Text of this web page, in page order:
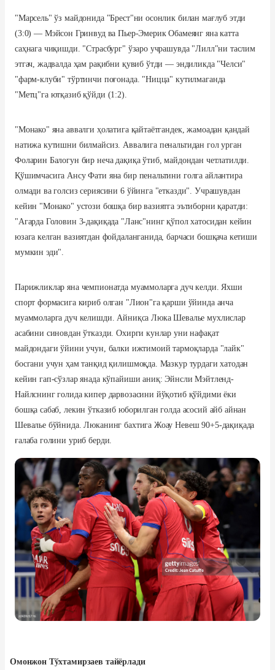
"Марсель" ўз майдонида "Брест"ни осонлик билан мағлуб этди
(3:0) — Мэйсон Гринвуд ва Пьер-Эмерик Обамеянг яна катта
саҳнага чиқишди. "Страсбург" ўзаро учрашувда "Лилл"ни таслим
этгач, жадвалда ҳам рақибни қувиб ўтди — эндиликда "Челси"
"фарм-клуби" тўртинчи поғонада. "Ницца" кутилмаганда
"Метц"га ютқазиб қўйди (1:2).
"Монако" яна аввалги ҳолатига қайтаётгандек, жамоадан қандай
натижа кутишни билмайсиз. Аввалига пенальтидан гол урган
Фоларин Балогун бир неча дақиқа ўтиб, майдондан четлатилди.
Қўшимчасига Ансу Фати яна бир пенальтини голга айлантира
олмади ва голсиз сериясини 6 ўйинга "етказди". Учрашувдан
кейин "Монако" устози бошқа бир вазиятга эътиборни қаратди:
"Агарда Головин 3-дақиқада "Ланс"нинг қўпол хатосидан кейин
юзага келган вазиятдан фойдаланганида, барчаси бошқача кетиши
мумкин эди".
Парижликлар яна чемпионатда муаммоларга дуч келди. Яхши
спорт формасига кириб олган "Лион"га қарши ўйинда анча
муаммоларга дуч келишди. Айниқса Люка Шевалье мухлислар
асабини синовдан ўтказди. Охирги кунлар уни нафақат
майдондаги ўйини учун, балки ижтимоий тармоқларда "лайк"
босгани учун ҳам танқид қилишмоқда. Мазкур турдаги хатодан
кейин гап-сўзлар янада кўпайиши аниқ: Эйнсли Мэйтленд-
Найлснинг голида кипер дарвозасини йўқотиб қўйдими ёки
бошқа сабаб, лекин ўтказиб юборилган голда асосий айб айнан
Шевалье бўйнида. Люканинг бахтига Жоау Невеш 90+5-дақиқада
ғалаба голини уриб берди.
Омонжон Тўхтамирзаев тайёрлади